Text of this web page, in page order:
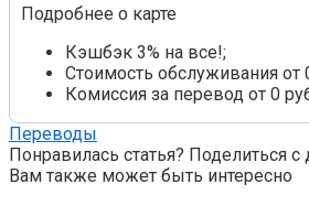
Подробнее о карте
Кэшбэк 3% на все!;
Стоимость обслуживания от
Комиссия за перевод от 0
Переводы
Понравилась статья? Поделиться с
Вам также может быть интересно